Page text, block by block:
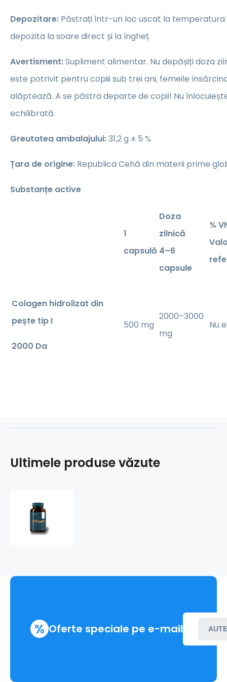
Depozitare: Păstrați într-un loc uscat la temperatura
depozita la soare direct și la îngheț.
Avertisment:Supliment alimentar. Nu depășiți doza
este potrivit pentru copiii sub trei ani, femeile
alăptează. A se păstra departe de copii! Nu
echilibrată.
Greutatea ambalajului:31,2 g ± 5 %
Țara de origine: Republica Cehă din materii prime
Substanțe active
1
capsulă
Doza
zilnică
4–6
capsule
%
Colagen hidrolizat din
pește tip I
2000 Da
500 mg
2000–3000
mg
Nu
Ultimele produse văzute
% Oferte speciale pe e-mail